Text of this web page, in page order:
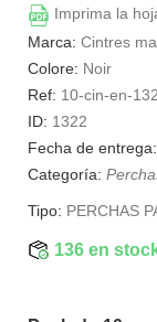
Imprima la
Marca: Cintres
Colore: Noir
Ref: 10-cin-en-
ID: 1322
Fecha de entrega:
Categoría:
Tipo: PERCHAS
136 en